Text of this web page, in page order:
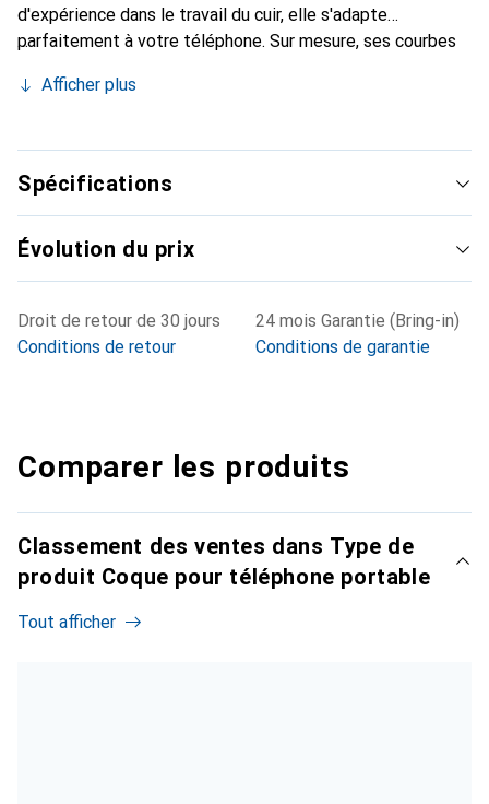
d'expérience dans le travail du cuir, elle s'adapte
parfaitement à votre téléphone. Sur mesure, ses courbes
devient l'accessoire chic et indispensable pour votre
produits de haute qualité, la marque Noreve est un choix
fiable pour une clientèle exigeante.
Afficher plus
Spécifications
Évolution du prix
Droit de retour de 30 jours
Conditions de retour
24 mois Garantie (Bring-in)
Conditions de garantie
Comparer les produits
Classement des ventes dans Type de
produit Coque pour téléphone portable
Tout afficher